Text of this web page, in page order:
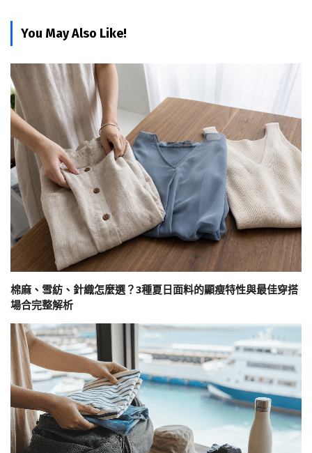
You May Also Like!
棉麻、雪紡、針織怎麼選？3種夏日面料的顯瘦特性與最佳穿搭
場合完整解析